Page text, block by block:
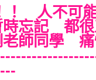
！ 人不可
忘記 都
師同學